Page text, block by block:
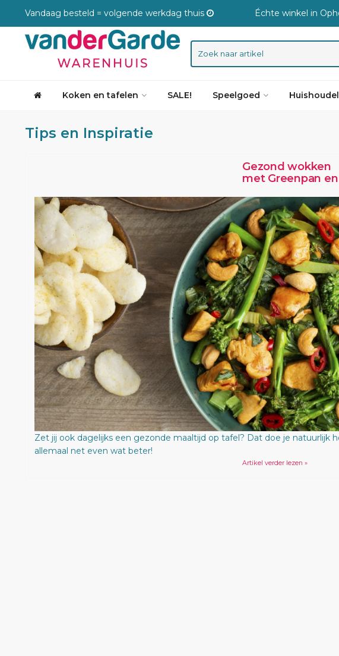
Vandaag besteld = volgende werkdag thuis Échte winkel in
Koken en tafelen SALE! Speelgoed
Tips en Inspiratie
Gezond wokken
met Greenpan en
Zet jij ook dagelijks een gezonde maaltijd op tafel? Dat doe je natuurlijk
allemaal net even wat beter!
Artikel verder lezen »